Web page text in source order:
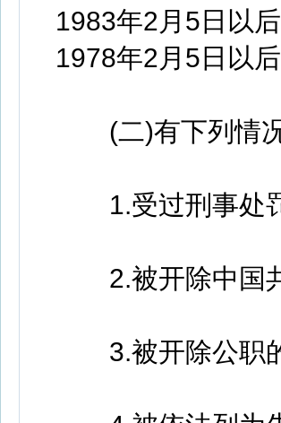
1983年2月5日以
1978年2月5日以后
(二)有下列情况
1.受过刑事处
2.被开除中国
3.被开除公职